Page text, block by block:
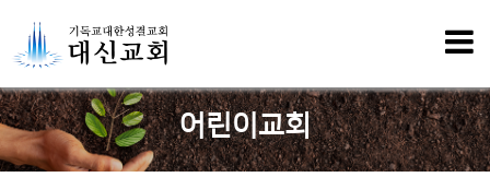
어린이교회